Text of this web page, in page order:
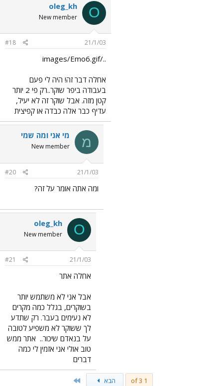
O
oleg_kh
New member
21/1/03
#18
../images/Emo6.gif
אחלה דבר זה! היה לי פעם
בעבודה ביפר שוקר..רק פי 2 יותר
קטן מזה. אבל שוקר זה לא יעיל,
עדיף כבר אלה כבדה או קפיצית
מ מי אני ומה שמי
New member
21/1/03
#20
ומה אתה אומר על זה?
O
oleg_kh
New member
21/1/03
#21
אחלה אתר
אבל אני לא משתמש יותר
בשוקרים, בגלל כמה מקרים
לא נעימים בעבר. רק שתדע
לך ששוקר לא משפיע לטובה
על בנאדם שיכור.. אתר ממש
טוב אולי אני אזמין לי כמה
דברים
1 of 3 הבא